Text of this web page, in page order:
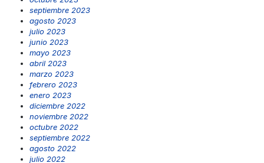
septiembre 2023
agosto 2023
julio 2023
junio 2023
mayo 2023
abril 2023
marzo 2023
febrero 2023
enero 2023
diciembre 2022
noviembre 2022
octubre 2022
septiembre 2022
agosto 2022
julio 2022